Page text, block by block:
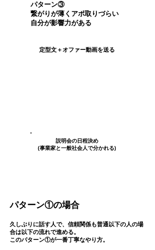
パターン③
繋がりが薄くアポ取りづらい
​自分が影響力がある
​定型文＋オファー動画を送る
​説明会の日程決め
(事業家と一般社会人で分かれる)
パターン①の場合
久しぶりに話す人で、​信頼関係も普通以下の人の場
合は以下の流れで進める。
​このパターン①が一番丁寧なやり方。